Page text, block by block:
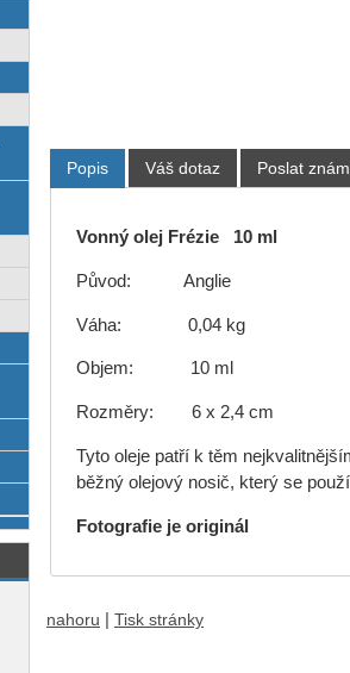
Popis Váš dotaz Poslat
Vonný olej Frézie 10 ml
Původ: Anglie
Váha: 0,04 kg
Objem: 10 ml
Rozměry: 6 x 2,4 cm
Tyto oleje patří k těm
běžný olejový nosič, který se
Fotografie je originál
nahoru Tisk stránky